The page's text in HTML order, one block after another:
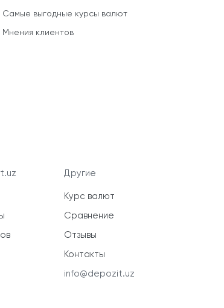
Самые выгодные курсы валют
Мнения клиентов
Другие
Курс валют
Сравнение
Отзывы
Контакты
info@depozit.uz